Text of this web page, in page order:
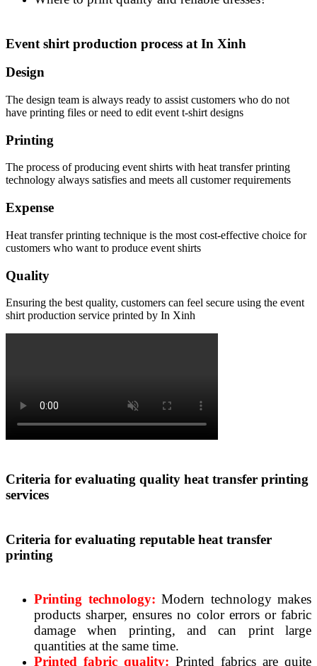
Event shirt production process at In Xinh
Design
The design team is always ready to assist customers who do not
have printing files or need to edit event t-shirt designs
Printing
The process of producing event shirts with heat transfer printing
technology always satisfies and meets all customer requirements
Expense
Heat transfer printing technique is the most cost-effective choice for
customers who want to produce event shirts
Quality
Ensuring the best quality, customers can feel secure using the event
shirt production service printed by In Xinh
Criteria for evaluating quality heat transfer printing
services
Criteria for evaluating reputable heat transfer
printing
Printing technology: Modern technology makes
products sharper, ensures no color errors or fabric
damage when printing, and can print large
quantities at the same time.
Printed fabric quality: Printed fabrics are quite